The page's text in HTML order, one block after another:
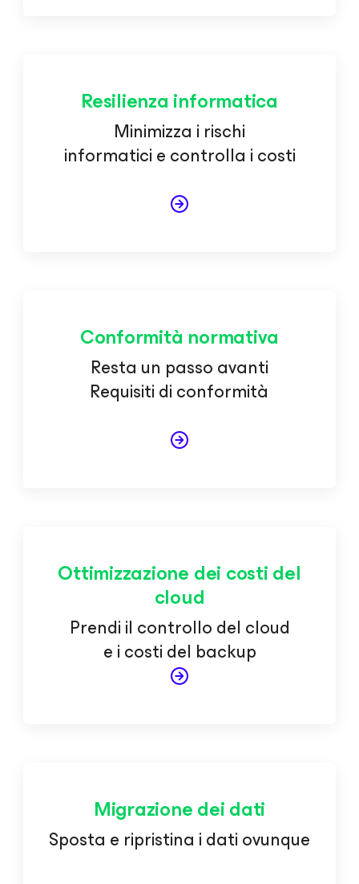
Resilienza informatica
Minimizza i rischi
informatici e controlla i costi
Conformità normativa
Resta un passo avanti
Requisiti di conformità
Ottimizzazione dei costi del
cloud
Prendi il controllo del cloud
e i costi del backup
Migrazione dei dati
Sposta e ripristina i dati ovunque